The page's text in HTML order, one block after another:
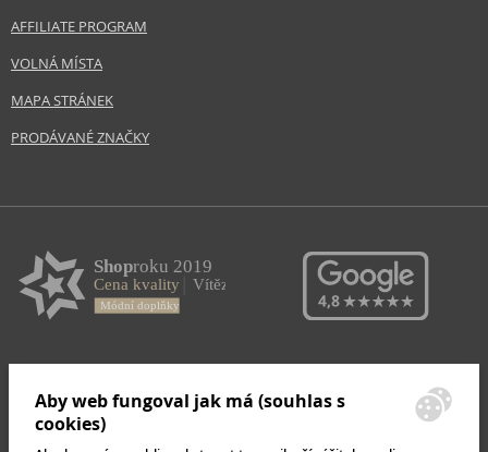
AFFILIATE PROGRAM
VOLNÁ MÍSTA
MAPA STRÁNEK
PRODÁVANÉ ZNAČKY
Aby web fungoval jak má (souhlas s
cookies)